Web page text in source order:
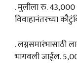
. मुलीला रु.
विवाहानंतरच्या
. लग्नसमारंभासाठी
भागवली जाईल.